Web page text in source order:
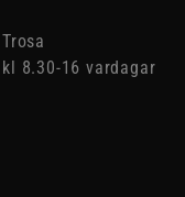
8.30-16 vardagar